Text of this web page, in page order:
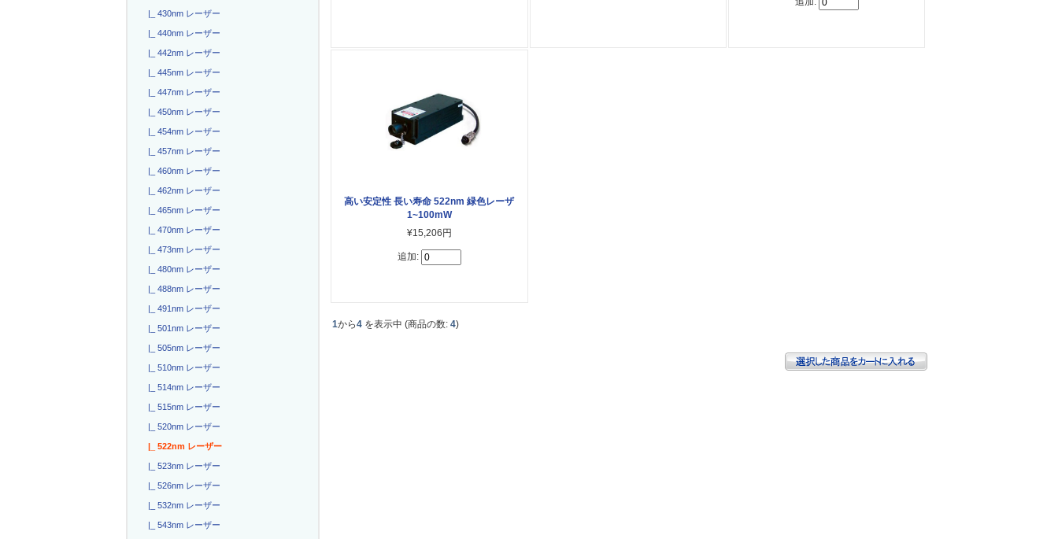
|_ 430nm レーザー
|_ 440nm レーザー
|_ 442nm レーザー
|_ 445nm レーザー
|_ 447nm レーザー
|_ 450nm レーザー
|_ 454nm レーザー
|_ 457nm レーザー
|_ 460nm レーザー
|_ 462nm レーザー
|_ 465nm レーザー
|_ 470nm レーザー
|_ 473nm レーザー
|_ 480nm レーザー
|_ 488nm レーザー
|_ 491nm レーザー
|_ 501nm レーザー
|_ 505nm レーザー
|_ 510nm レーザー
|_ 514nm レーザー
|_ 515nm レーザー
|_ 520nm レーザー
|_ 522nm レーザー
|_ 523nm レーザー
|_ 526nm レーザー
|_ 532nm レーザー
|_ 543nm レーザー
高い安定性 長い寿命 522nm 緑色レーザ
1~100mW
¥15,206円
追加:
1から4 を表示中 (商品の数:4)